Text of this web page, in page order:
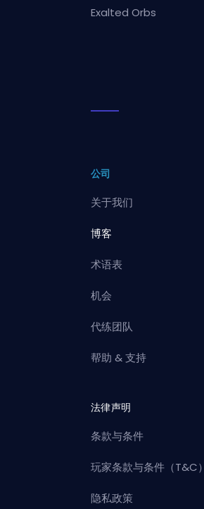
Exalted Orbs
公司
关于我们
博客
术语表
机会
代练团队
帮助 & 支持
法律声明
条款与条件
玩家条款与条件（T&C）
隐私政策